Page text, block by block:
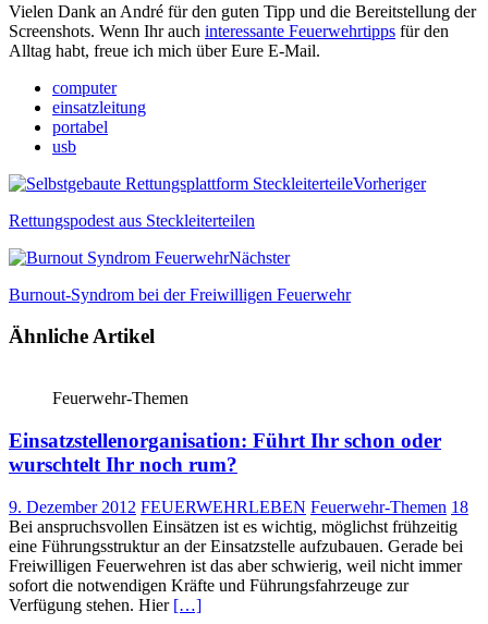
Vielen Dank an André für den guten Tipp und die Bereitstellung der
Screenshots. Wenn Ihr auch interessante Feuerwehrtipps für den
Alltag habt, freue ich mich über Eure E-Mail.
computer
einsatzleitung
portabel
usb
Vorheriger
Rettungspodest aus Steckleiterteilen
Nächster
Burnout-Syndrom bei der Freiwilligen Feuerwehr
Ähnliche Artikel
Feuerwehr-Themen
Einsatzstellenorganisation: Führt Ihr schon oder
wurschtelt Ihr noch rum?
9. Dezember 2012 FEUERWEHRLEBEN Feuerwehr-Themen 18
Bei anspruchsvollen Einsätzen ist es wichtig, möglichst frühzeitig
eine Führungsstruktur an der Einsatzstelle aufzubauen. Gerade bei
Freiwilligen Feuerwehren ist das aber schwierig, weil nicht immer
sofort die notwendigen Kräfte und Führungsfahrzeuge zur
Verfügung stehen. Hier […]